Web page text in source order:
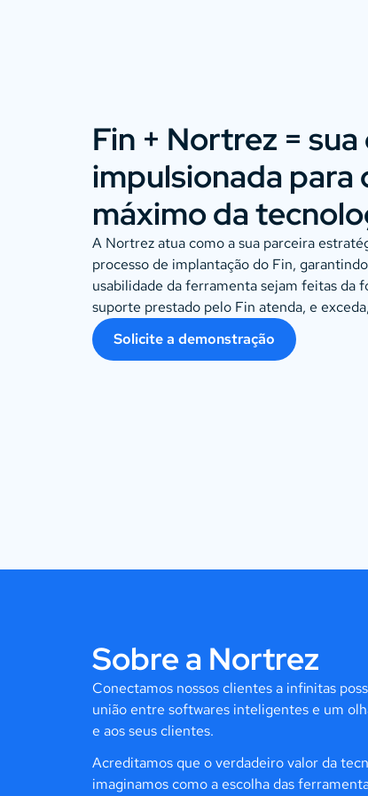
Fin + Nortrez =
impulsionada para
máximo da
A Nortrez atua como a sua parceira
processo de implantação do Fin,
usabilidade da ferramenta sejam feitas da
suporte prestado pelo Fin atenda, e
Solicite a demonstração
Sobre a Nortrez
Conectamos nossos clientes a infinitas
união entre softwares inteligentes e um
e aos seus clientes.
Acreditamos que o verdadeiro valor da
imaginamos como a escolha das